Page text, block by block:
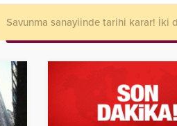
Savunma sanayiinde tarihi karar!